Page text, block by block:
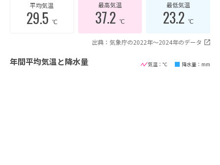
平均気温
29.5 ℃
最高気温
37.2 ℃
最低気温
23.2 ℃
出典：気象庁の2022年〜2024年のデータ
年間平均気温と降水量 気温：℃ 降水量：mm